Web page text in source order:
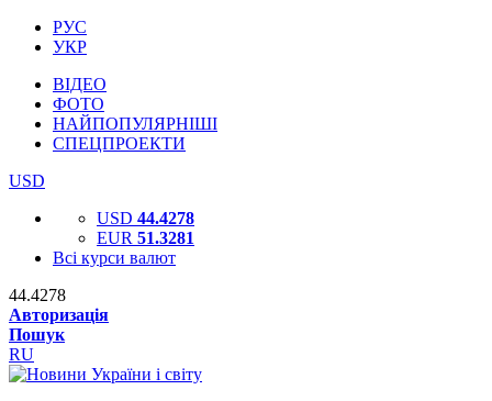
РУС
УКР
ВІДЕО
ФОТО
НАЙПОПУЛЯРНІШІ
СПЕЦПРОЕКТИ
USD
USD 44.4278
EUR 51.3281
Всі курси валют
44.4278
Авторизація
Пошук
RU